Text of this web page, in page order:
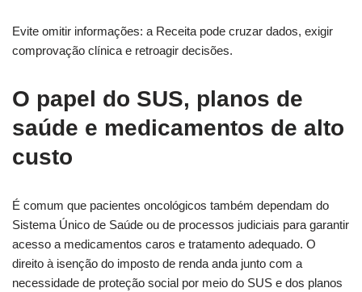
Evite omitir informações: a Receita pode cruzar dados, exigir
comprovação clínica e retroagir decisões.
O papel do SUS, planos de
saúde e medicamentos de alto
custo
É comum que pacientes oncológicos também dependam do
Sistema Único de Saúde ou de processos judiciais para garantir
acesso a medicamentos caros e tratamento adequado. O
direito à isenção do imposto de renda anda junto com a
necessidade de proteção social por meio do SUS e dos planos